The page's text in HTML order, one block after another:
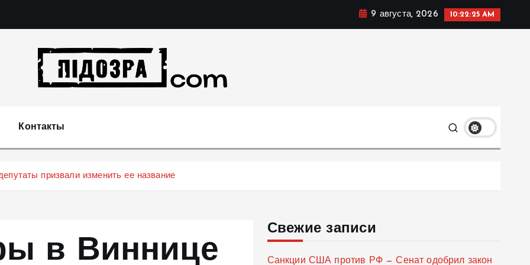
9 августа, 2026 10:22:26 AM
Контакты
призвали изменить ее название
в Виннице
Свежие записи
Санкции США против РФ — Сенат одобрил закон